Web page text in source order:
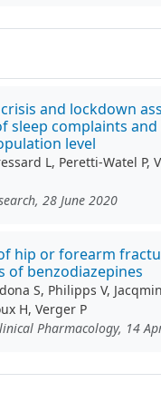
and lockdown
sleep complaints
level
L, Peretti-Watel P,
28 June 2020
hip or forearm
of benzodiazepines
S, Philipps V,
H, Verger P
Pharmacology, 14